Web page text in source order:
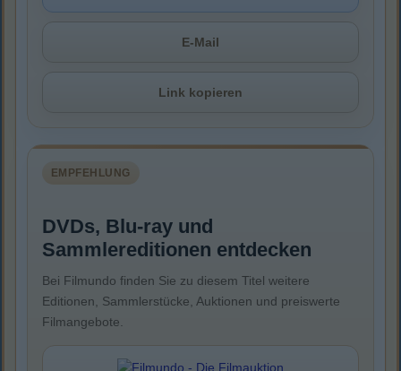
E-Mail
Link kopieren
EMPFEHLUNG
DVDs, Blu-ray und
Sammlereditionen entdecken
Bei Filmundo finden Sie zu diesem Titel weitere
Editionen, Sammlerstücke, Auktionen und preiswerte
Filmangebote.